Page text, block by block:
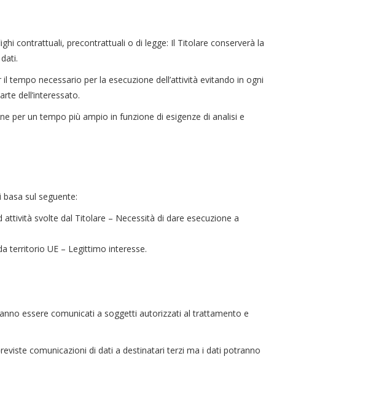
contrattuali, precontrattuali o di legge: Il Titolare conserverà la
necessario per la esecuzione dell’attività evitando in ogni
dell’interessato.
per un tempo più ampio in funzione di esigenze di analisi e
sul seguente:
attività svolte dal Titolare – Necessità di dare esecuzione a
territorio UE – Legittimo interesse.
essere comunicati a soggetti autorizzati al trattamento e
comunicazioni di dati a destinatari terzi ma i dati potranno